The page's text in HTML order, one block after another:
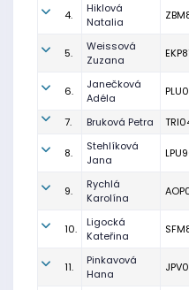
4.
Hiklová
Natalia
5.
Weissová
Zuzana
6.
Janečková
Adéla
7. Bruková Petra
8.
Stehlíková
Jana
9.
Rychlá
Karolína
10.
Ligocká
Kateřina
11.
Pinkavová
Hana